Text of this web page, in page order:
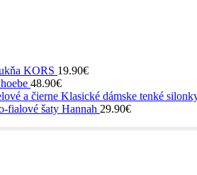
KORS 19.90€
48.90€
Klasické dámske tenké
fialové šaty Hannah 29.90€